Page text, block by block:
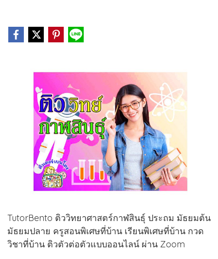
TutorBento ติววิทยาศาสตร์กาฬสินธุ์ ประถม มัธยมต้น
มัธยมปลาย ครูสอนพิเศษที่บ้าน เรียนพิเศษที่บ้าน กวด
วิชาที่บ้าน ติวตัวต่อตัวแบบออนไลน์ ผ่าน Zoom